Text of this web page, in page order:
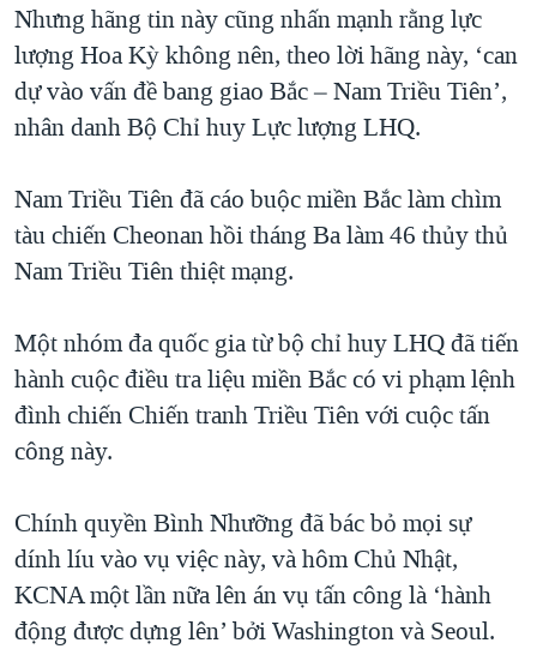
VĂN HOÁ
THỂ THAO
GROUND ZERO – XƯA VÀ NAY
CHI PHÍ CHIẾN TRANH AFGHANISTAN
CÁC GIÁ TRỊ CỘNG HÒA Ở VIỆT NAM
TRỊNH VĨNH BÌNH VS. CHÍNH PHỦ VIỆT NAM
NGƯ DÂN VIỆT VÀ LÀN SÓNG TRỘM HẢI SÂM
QUAN HỆ VIỆT MỸ
Ngôn ngữ khác
Nhưng hãng tin này cũng nhấn mạnh rằng lực
lượng Hoa Kỳ không nên, theo lời hãng này, ‘can
dự vào vấn đề bang giao Bắc – Nam Triều Tiên’,
nhân danh Bộ Chỉ huy Lực lượng LHQ.
Nam Triều Tiên đã cáo buộc miền Bắc làm chìm
tàu chiến Cheonan hồi tháng Ba làm 46 thủy thủ
Nam Triều Tiên thiệt mạng.
Một nhóm đa quốc gia từ bộ chỉ huy LHQ đã tiến
hành cuộc điều tra liệu miền Bắc có vi phạm lệnh
đình chiến Chiến tranh Triều Tiên với cuộc tấn
công này.
Chính quyền Bình Nhưỡng đã bác bỏ mọi sự
dính líu vào vụ việc này, và hôm Chủ Nhật,
KCNA một lần nữa lên án vụ tấn công là ‘hành
động được dựng lên’ bởi Washington và Seoul.